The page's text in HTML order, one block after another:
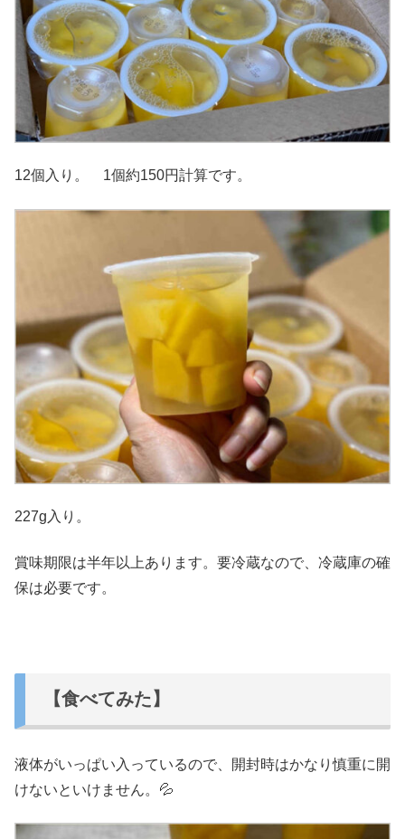
12個入り。 1個約150円計算です。
227g入り。
賞味期限は半年以上あります。要冷蔵なので、冷蔵庫の確
保は必要です。
【食べてみた】
液体がいっぱい入っているので、開封時はかなり慎重に開
けないといけません。💦